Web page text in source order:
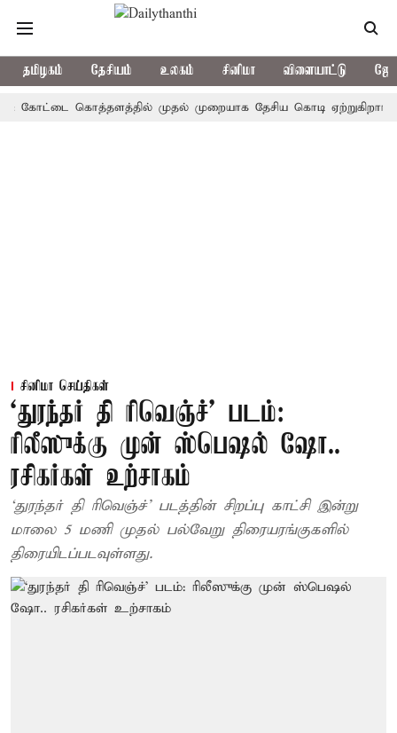
தமிழகம் தேசியம் உலகம் சினிமா விளையாட்டு
கொத்தளத்தில் முதல் முறையாக தேசிய கொடி ஏற்றுகிறார்,
சினிமா செய்திகள்
‘துரந்தர் தி ரிவெஞ்ச்’ படம்:
ரிலீஸுக்கு முன் ஸ்பெஷல் ஷோ..
ரசிகர்கள் உற்சாகம்
‘துரந்தர் தி ரிவெஞ்ச்’ படத்தின் சிறப்பு காட்சி இன்று
மாலை 5 மணி முதல் பல்வேறு திரையரங்குகளில்
திரையிடப்படவுள்ளது.